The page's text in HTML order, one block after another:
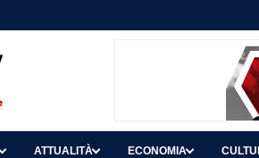
ATTUALITÀ ECONOMIA